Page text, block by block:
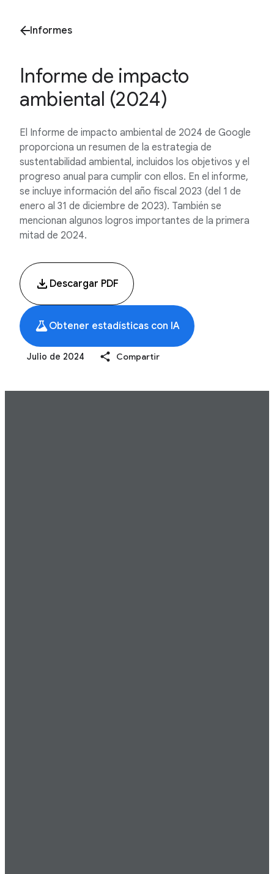
Informes
Informe de impacto
ambiental (2024)
El Informe de impacto ambiental de 2024 de Google
proporciona un resumen de la estrategia de
sustentabilidad ambiental, incluidos los objetivos y el
progreso anual para cumplir con ellos. En el informe,
se incluye información del año fiscal 2023 (del 1 de
enero al 31 de diciembre de 2023). También se
mencionan algunos logros importantes de la primera
mitad de 2024.
Descargar PDF
Obtener estadísticas con IA
Julio de 2024 Compartir